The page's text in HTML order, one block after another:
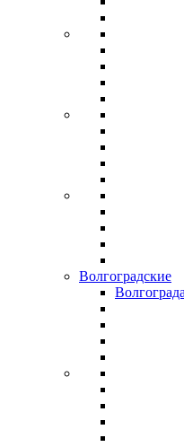
Волгоградские
Волгограда